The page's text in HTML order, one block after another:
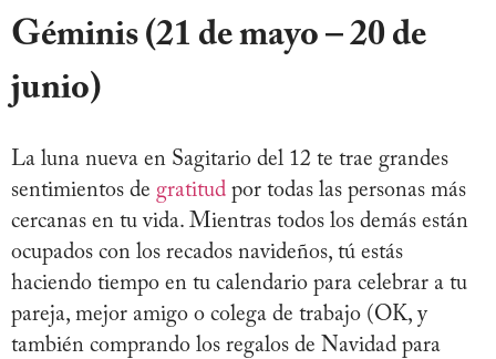
Géminis (21 de mayo – 20 de
junio)
La luna nueva en Sagitario del 12 te trae grandes
sentimientos de gratitud por todas las personas más
cercanas en tu vida. Mientras todos los demás están
ocupados con los recados navideños, tú estás
haciendo tiempo en tu calendario para celebrar a tu
pareja, mejor amigo o colega de trabajo (OK, y
también comprando los regalos de Navidad para